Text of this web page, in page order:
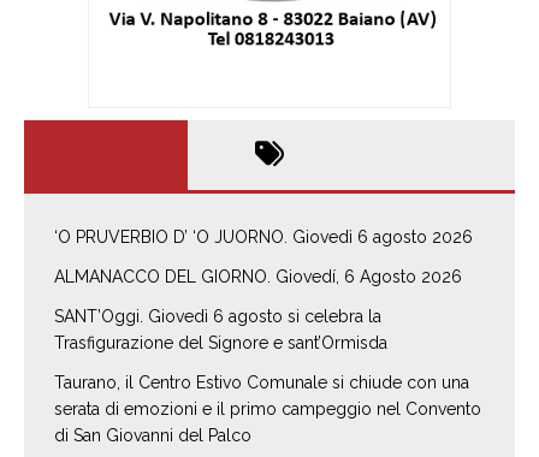
‘O PRUVERBIO D’ ‘O JUORNO. Giovedì 6 agosto 2026
ALMANACCO DEL GIORNO. Giovedí, 6 Agosto 2026
SANT’Oggi. Giovedì 6 agosto si celebra la
Trasfigurazione del Signore e sant’Ormisda
Taurano, il Centro Estivo Comunale si chiude con una
serata di emozioni e il primo campeggio nel Convento
di San Giovanni del Palco